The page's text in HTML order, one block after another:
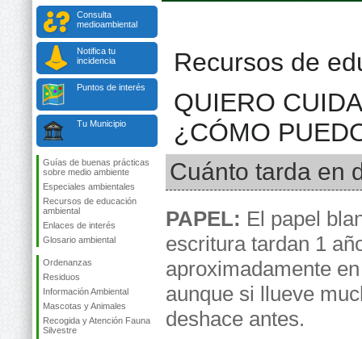
Consulta
medioambiental
Notifica tu
incidencia
Puntos de interés
Tu Municipio
Guías de buenas prácticas
sobre medio ambiente
Especiales ambientales
Recursos de educación
ambiental
Enlaces de interés
Glosario ambiental
Ordenanzas
Residuos
Información Ambiental
Mascotas y Animales
Recogida y Atención Fauna
Silvestre
Recursos de
QUIERO
¿CÓMO
Cuánto tarda en
PAPEL: El papel
escritura tardan 1
aproximadamente
aunque si llueve
deshace antes.